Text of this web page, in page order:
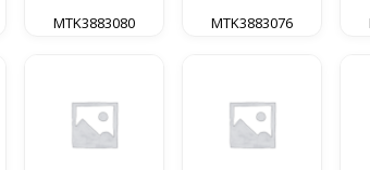
MTK3883080 MTK3883076